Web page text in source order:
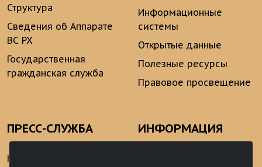
Структура
Сведения об Аппарате
ВС РХ
Государственная
гражданская служба
Информационные
системы
Открытые данные
Полезные ресурсы
Правовое просвещение
ПРЕСС-СЛУЖБА
Новости
ИНФОРМАЦИЯ